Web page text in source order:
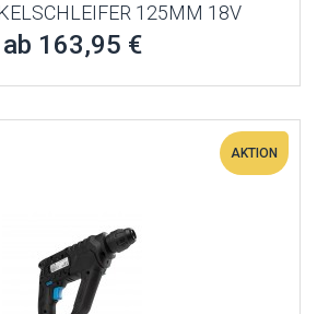
125MM 18V
ab 163,95 €
AKTION